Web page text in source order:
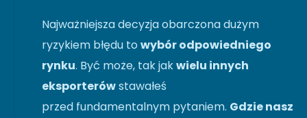
Najważniejsza decyzja obarczona dużym
ryzykiem błędu to wybór odpowiedniego
rynku. Być może, tak jakwielu innych
eksporterówstawałeś
przed fundamentalnym pytaniem. Gdzie nasz